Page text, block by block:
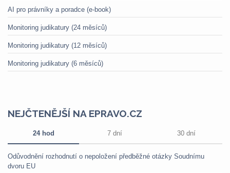
AI pro právníky a poradce (e-book)
Monitoring judikatury (24 měsíců)
Monitoring judikatury (12 měsíců)
Monitoring judikatury (6 měsíců)
NEJČTENĚJŠÍ NA EPRAVO.CZ
24 hod 7 dní 30 dní
Odůvodnění rozhodnutí o nepoložení předběžné otázky Soudnímu
dvoru EU